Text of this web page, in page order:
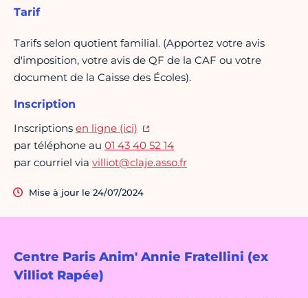
Centre Paris Anim' Annie Fratellini (ex
Villiot Rapée)
Tarif
Tarifs selon quotient familial. (Apportez votre avis
d'imposition, votre avis de QF de la CAF ou votre
document de la Caisse des Écoles).
Inscription
Inscriptions en ligne (ici)
par téléphone au 01 43 40 52 14
par courriel via villiot@claje.asso.fr
Mise à jour le 24/07/2024